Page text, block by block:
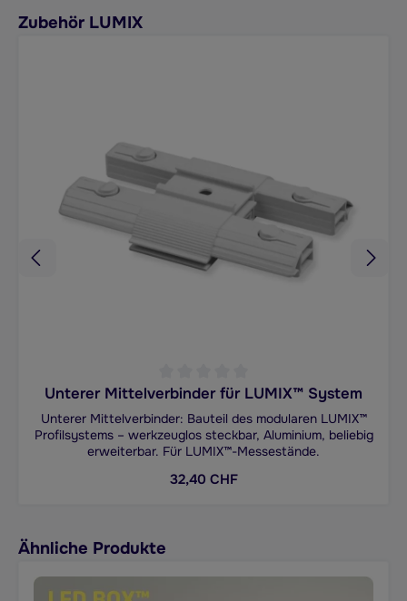
Produktgalerie überspringen
Zubehör LUMIX
Durchschnittliche Bewertung von 0 von 5 Sternen
Unterer Mittelverbinder für LUMIX™ System
Unterer Mittelverbinder: Bauteil des modularen LUMIX™
Profilsystems – werkzeuglos steckbar, Aluminium, beliebig
erweiterbar. Für LUMIX™-Messestände.
Regulärer Preis:
32,40 CHF
Produktgalerie überspringen
Ähnliche Produkte